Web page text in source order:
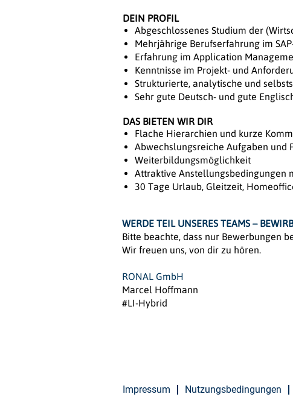
DEIN PROFIL
Abgeschlossenes Studium der
Mehrjährige Berufserfahrung im
Erfahrung im Application
Kenntnisse im Projekt- und
Strukturierte, analytische und
Sehr gute Deutsch- und gute
DAS BIETEN WIR DIR
Flache Hierarchien und kurze
Abwechslungsreiche Aufgaben und
Weiterbildungsmöglichkeit
Attraktive Anstellungsbedingungen
30 Tage Urlaub, Gleitzeit,
WERDE TEIL UNSERES TEAMS –
Bitte beachte, dass nur Bewerbungen
Wir freuen uns, von dir zu hören.
RONAL GmbH
Marcel Hoffmann
#LI-Hybrid
Impressum Nutzungsbedingungen